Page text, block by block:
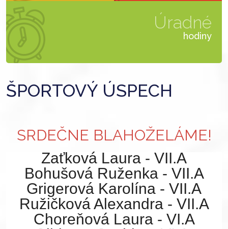
Úradné
hodiny
ŠPORTOVÝ ÚSPECH
SRDEČNE BLAHOŽELÁME!
Zaťková Laura - VII.A
Bohušová Ruženka - VII.A
Grigerová Karolína - VII.A
Ružičková Alexandra - VII.A
Choreňová Laura - VI.A